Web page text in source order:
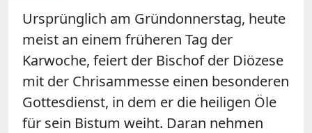
Ursprünglich am Gründonnerstag, heute
meist an einem früheren Tag der
Karwoche, feiert der Bischof der Diözese
mit der Chrisammesse einen besonderen
Gottesdienst, in dem er die heiligen Öle
für sein Bistum weiht. Daran nehmen